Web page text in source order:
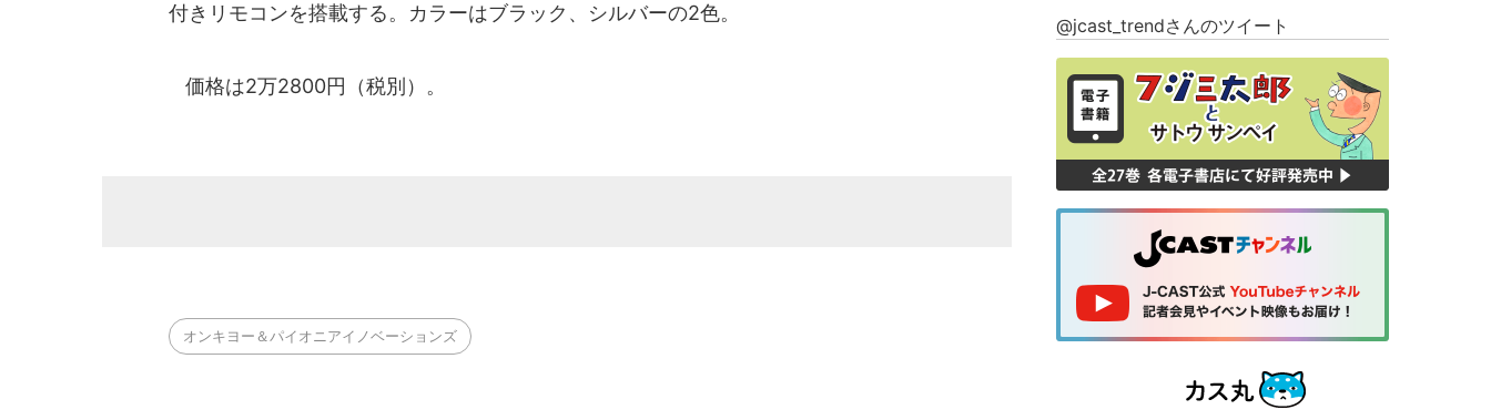
付きリモコンを搭載する。カラーはブラック、シルバーの2色。
価格は2万2800円（税別）。
オンキヨー＆パイオニアイノベーションズ
@jcast_trendさんのツイート